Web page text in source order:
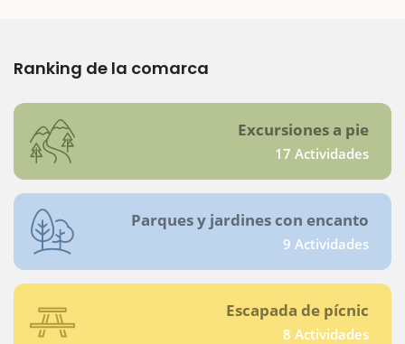
Ranking de la comarca
Excursiones a pie
17 Actividades
Parques y jardines con encanto
9 Actividades
Escapada de pícnic
8 Actividades